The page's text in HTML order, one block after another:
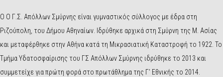
Ο Ο Γ.Σ. Απόλλων Σμύρνης είναι γυμναστικός σύλλογος με έδρα στη
Ριζούπολη, του Δήμου Αθηναίων. Ιδρύθηκε αρχικά στη Σμύρνη της Μ. Ασίας
και μεταφέρθηκε στην Αθήνα κατά τη Μικρασιατική Καταστροφή το 1922. Το
Τμήμα Υδατοσφαίρισης του ΓΣ Απόλλων Σμύρνης ιδρύθηκε το 2013 και
συμμετείχε για πρώτη φορά στο πρωτάθλημα της Γ’ Εθνικής το 2014.